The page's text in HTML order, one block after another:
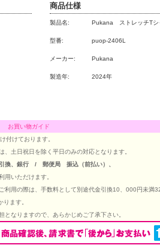
商品仕様
製品名: Pukana ストレッチT
型番: puop-2406L
メーカー: Pukana
製造年: 2024年
お買い物ガイド
付けております。
、土日祝日を除く平日のみの対応となります。
引換、銀行 / 郵便局 振込（前払い）、
用いただけます。
利用の際は、手数料として別途代金引換10、000円未満
ます。
なりますので、あらかじめご了承下さい。